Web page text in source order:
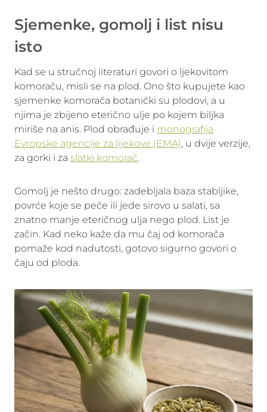
Sjemenke, gomolj i list nisu
isto
Kad se u stručnoj literaturi govori o ljekovitom
komoraču, misli se na plod. Ono što kupujete kao
sjemenke komorača botanički su plodovi, a u
njima je zbijeno eterično ulje po kojem biljka
miriše na anis. Plod obrađuje i monografija
Evropske agencije za lijekove (EMA), u dvije verzije,
za gorki i za slatki komorač.
Gomolj je nešto drugo: zadebljala baza stabljike,
povrće koje se peče ili jede sirovo u salati, sa
znatno manje eteričnog ulja nego plod. List je
začin. Kad neko kaže da mu čaj od komorača
pomaže kod nadutosti, gotovo sigurno govori o
čaju od ploda.